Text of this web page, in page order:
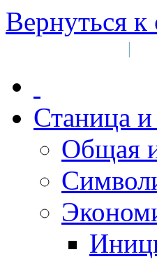
Вернуться
|
Станица
Общая